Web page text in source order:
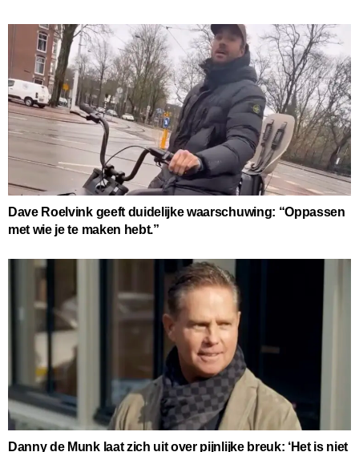
Dave Roelvink geeft duidelijke waarschuwing: “Oppassen
met wie je te maken hebt.”
Danny de Munk laat zich uit over pijnlijke breuk: ‘Het is niet